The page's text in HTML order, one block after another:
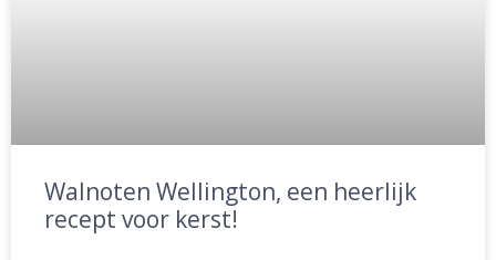
Walnoten Wellington, een heerlijk
recept voor kerst!